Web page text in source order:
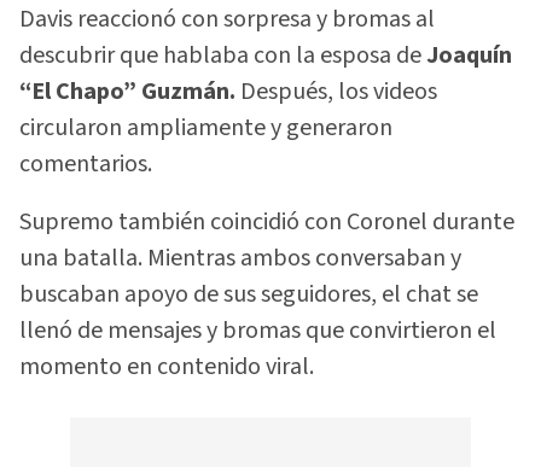
Davis reaccionó con sorpresa y bromas al
descubrir que hablaba con la esposa deJoaquín
“El Chapo” Guzmán. Después, los videos
circularon ampliamente y generaron
comentarios.
Supremo también coincidió con Coronel durante
una batalla. Mientras ambos conversaban y
buscaban apoyo de sus seguidores, el chat se
llenó de mensajes y bromas que convirtieron el
momento en contenido viral.